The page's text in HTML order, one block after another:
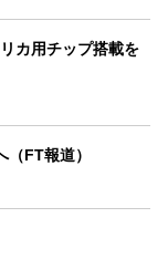
カ用チップ搭載を
FT報道）